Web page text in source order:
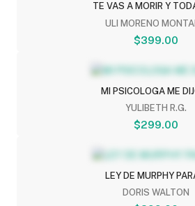
TE VAS A MORIR Y
ULI MORENO
$399.00
MI PSICOLOGA ME
YULIBETH R.G.
$299.00
LEY DE MURPHY
DORIS WALTON